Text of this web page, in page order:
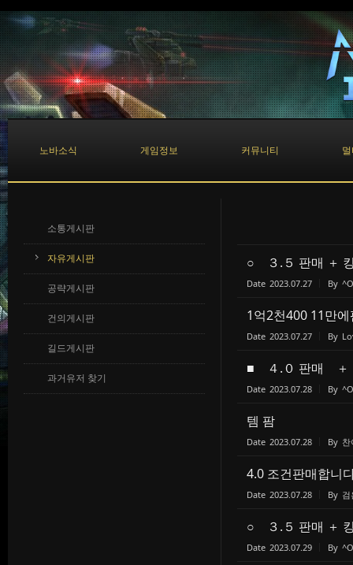
노바소식 게임정보 커뮤니티
소통게시판
자유게시판
공략게시판
건의게시판
길드게시판
과거유저 찾기
○ ３.５ 판매 ＋
Date 2023.07.27 By
1억2천400 11만에
Date 2023.07.27 By
■ ４.０ 판매
Date 2023.07.28 By
템 팜
Date 2023.07.28 By
4.0 조건판매합니
Date 2023.07.28 By
○ ３.５ 판매 ＋
Date 2023.07.29 By
Sketchbook5, 스케치북5
Sketchbook5, 스케치북5